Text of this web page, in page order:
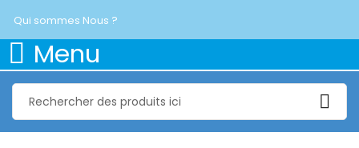
Qui sommes Nous ?
Menu